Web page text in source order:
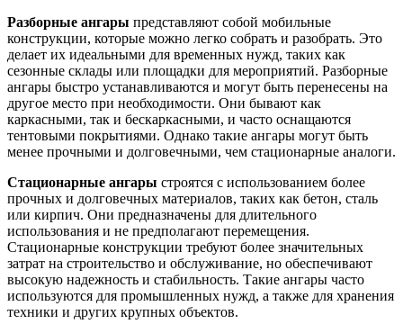
Разборные ангары представляют собой мобильные
конструкции, которые можно легко собрать и разобрать. Это
делает их идеальными для временных нужд, таких как
сезонные склады или площадки для мероприятий. Разборные
ангары быстро устанавливаются и могут быть перенесены на
другое место при необходимости. Они бывают как
каркасными, так и бескаркасными, и часто оснащаются
тентовыми покрытиями. Однако такие ангары могут быть
менее прочными и долговечными, чем стационарные аналоги.
Стационарные ангары строятся с использованием более
прочных и долговечных материалов, таких как бетон, сталь
или кирпич. Они предназначены для длительного
использования и не предполагают перемещения.
Стационарные конструкции требуют более значительных
затрат на строительство и обслуживание, но обеспечивают
высокую надежность и стабильность. Такие ангары часто
используются для промышленных нужд, а также для хранения
техники и других крупных объектов.